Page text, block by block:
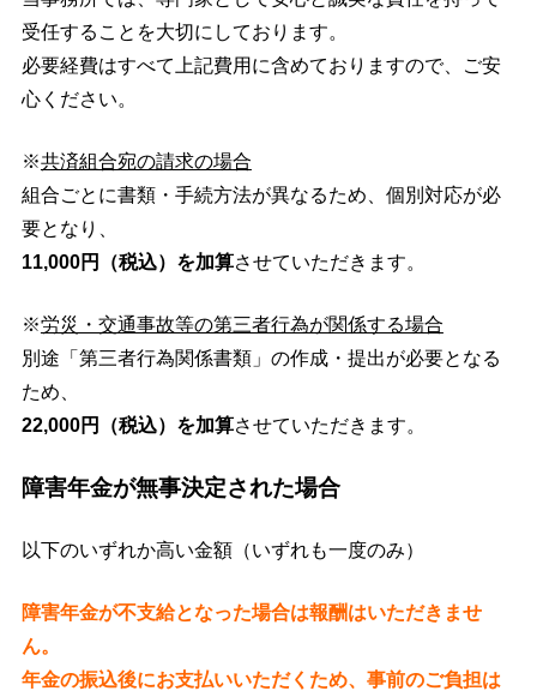
受任することを大切にしております。
必要経費はすべて上記費用に含めておりますので、ご安
心ください。
※共済組合宛の請求の場合
組合ごとに書類・手続方法が異なるため、個別対応が必
要となり、
11,000円（税込）を加算させていただきます。
※労災・交通事故等の第三者行為が関係する場合
別途「第三者行為関係書類」の作成・提出が必要となる
ため、
22,000円（税込）を加算させていただきます。
障害年金が無事決定された場合
以下のいずれか高い金額（いずれも一度のみ）
障害年金が不支給となった場合は報酬はいただきませ
ん。
年金の振込後にお支払いいただくため、事前のご負担は